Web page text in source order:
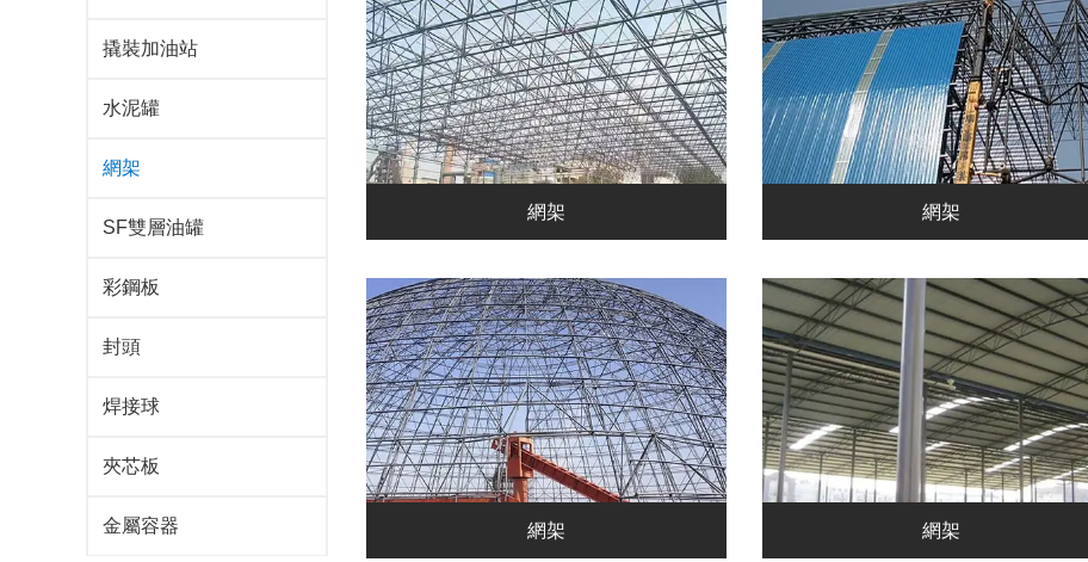
撬裝加油站
水泥罐
網架
SF雙層油罐
彩鋼板
封頭
焊接球
夾芯板
金屬容器
網架 網架
網架 網架